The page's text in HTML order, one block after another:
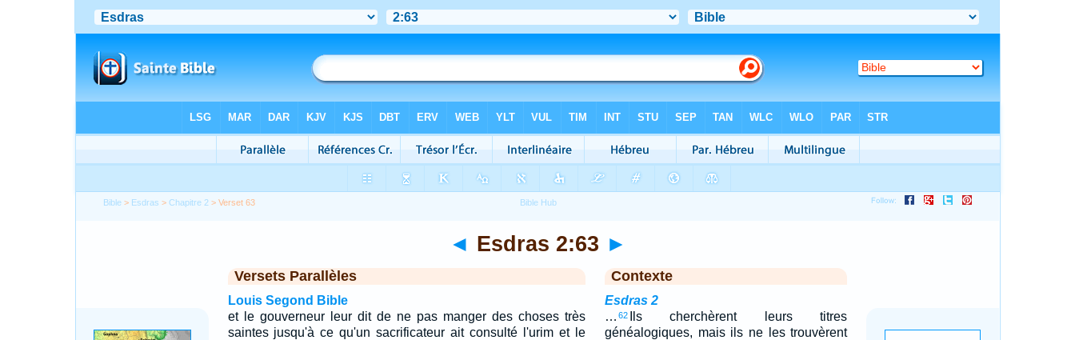
Bible > Esdras >Chapitre 2 > Verset 63
◄ Esdras 2:63 ►
Versets Parallèles
Louis Segond Bible
et le gouverneur leur dit de ne pas manger des choses très
saintes jusqu'à ce qu'un sacrificateur ait consulté l'urim et le
Contexte
Esdras 2
… 62
Ils cherchèrent leurs titres
généalogiques, mais ils ne les trouvèrent